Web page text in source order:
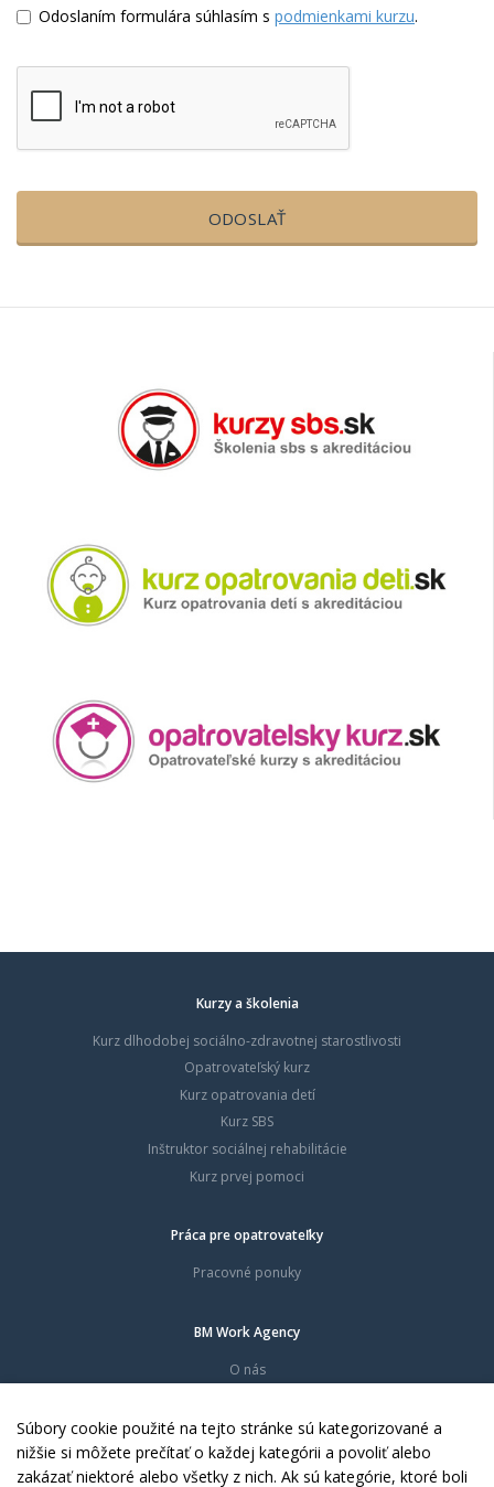
Odoslaním formulára súhlasím s podmienkami kurzu.
ODOSLAŤ
Kurzy a školenia
Kurz dlhodobej sociálno-zdravotnej starostlivosti
Opatrovateľský kurz
Kurz opatrovania detí
Kurz SBS
Inštruktor sociálnej rehabilitácie
Kurz prvej pomoci
Práca pre opatrovateľky
Pracovné ponuky
BM Work Agency
O nás
Dokumenty
Kontakty
Súbory cookie použité na tejto stránke sú kategorizované a
nižšie si môžete prečítať o každej kategórii a povoliť alebo
zakázať niektoré alebo všetky z nich. Ak sú kategórie, ktoré boli